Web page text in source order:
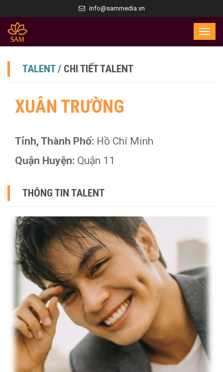
info@sammedia.vn
TALENT / CHI TIẾT TALENT
XUÂN TRƯỜNG
Tỉnh, Thành Phố: Hồ Chí Minh
Quận Huyện: Quận 11
THÔNG TIN TALENT